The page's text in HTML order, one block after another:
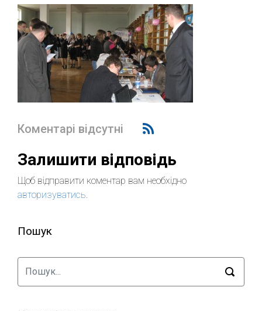
Коментарі відсутні
Залишити відповідь
Щоб відправити коментар вам необхідно
авторизуватись.
Пошук